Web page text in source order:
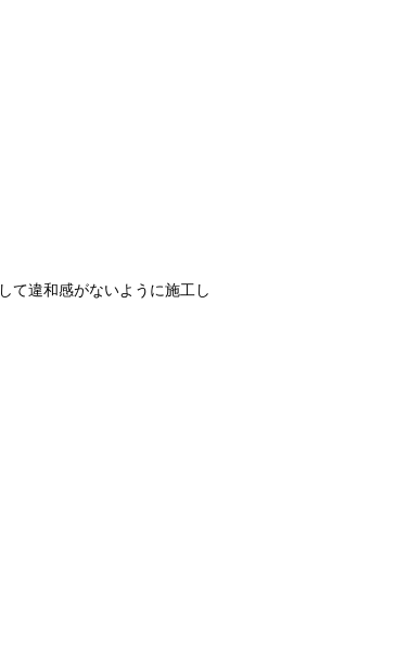
して違和感がないように施工し